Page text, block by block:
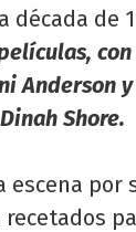
de
Anderson y
Shore.
por